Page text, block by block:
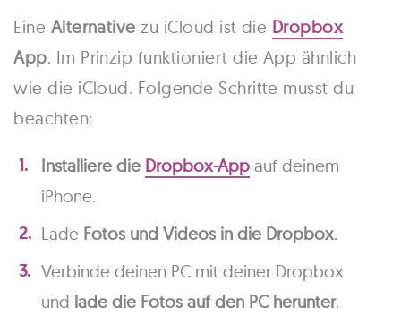
Eine Alternative zu iCloud ist die Dropbox
App. Im Prinzip funktioniert die App ähnlich
wie die iCloud. Folgende Schritte musst du
beachten:
Installiere die Dropbox-App auf deinem
iPhone.
Lade Fotos und Videos in die Dropbox.
Verbinde deinen PC mit deiner Dropbox
und lade die Fotos auf den PC herunter.